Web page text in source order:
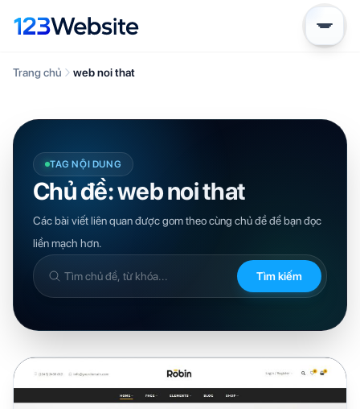
Trang chủ web noi that
TAG NỘI DUNG
Chủ đề: web noi that
Các bài viết liên quan được gom theo cùng chủ đề để bạn đọc
liền mạch hơn.
Tìm
trong
thức
Tìm kiếm